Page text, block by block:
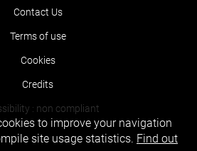
Contact Us
Terms of use
Cookies
Credits
: non compliant
to improve your navigation
site usage statistics. Find out